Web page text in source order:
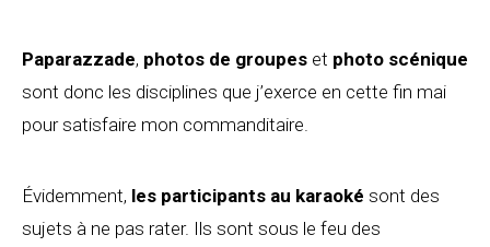
Paparazzade, photos de groupes et photo scénique
sont donc les disciplines que j’exerce en cette fin mai
pour satisfaire mon commanditaire.
Évidemment, les participants au karaoké sont des
sujets à ne pas rater. Ils sont sous le feu des